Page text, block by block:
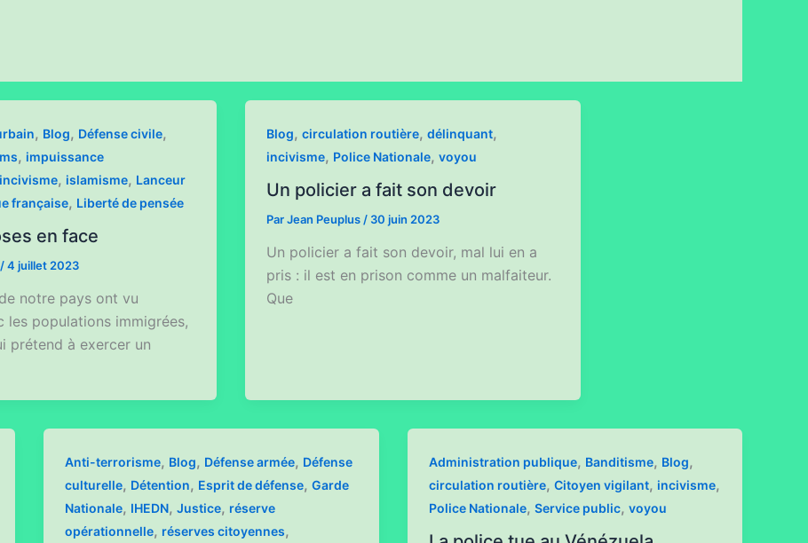
, Blog, Défense civile,
, impuissance
incivisme, islamisme, Lanceur
française, Liberté de pensée
en face
/4 juillet 2023
notre pays ont vu
les populations immigrées,
prétend à exercer un
Blog,circulation routière,délinquant,
incivisme, Police Nationale,voyou
Un policier a fait son devoir
ParJean Peuplus / 30 juin 2023
Un policier a fait son devoir, mal lui en a
pris : il est en prison comme un malfaiteur.
Que
Anti-terrorisme, Blog, Défense armée, Défense
culturelle, Détention, Esprit de défense,Garde
Nationale, IHEDN,Justice, réserve
opérationnelle, réserves citoyennes,
Administration publique, Banditisme, Blog,
circulation routière, Citoyen vigilant, incivisme,
Police Nationale, Service public, voyou